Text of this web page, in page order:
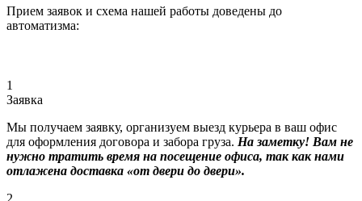
Прием заявок и схема нашей работы доведены до
автоматизма:
1
Заявка
Мы получаем заявку, организуем выезд курьера в ваш офис
для оформления договора и забора груза. На заметку! Вам не
нужно тратить время на посещение офиса, так как нами
отлажена доставка «от двери до двери».
2